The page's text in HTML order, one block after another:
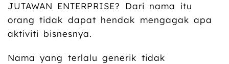
JUTAWAN ENTERPRISE? Dari nama itu
orang tidak dapat hendak mengagak apa
aktiviti bisnesnya.
Nama yang terlalu generik tidak